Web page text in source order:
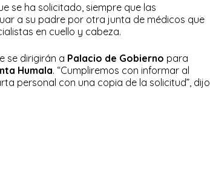
se ha solicitado, siempre que las
a su padre por otra junta de médicos que
en cuello y cabeza.
se dirigirán a Palacio de Gobierno para
Humala. “Cumpliremos con informar al
personal con una copia de la solicitud”, dijo